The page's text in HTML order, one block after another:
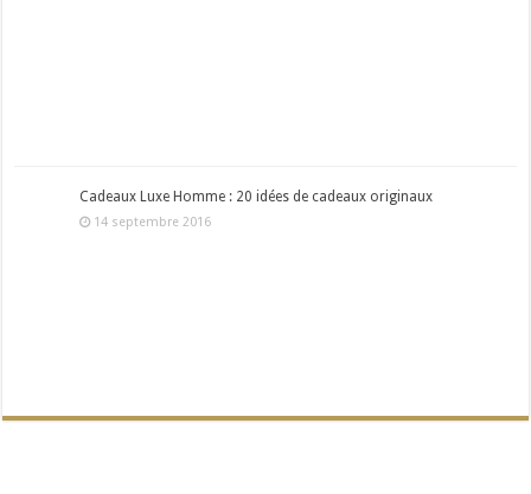
Cadeaux Luxe Homme : 20 idées de cadeaux originaux
14 septembre 2016